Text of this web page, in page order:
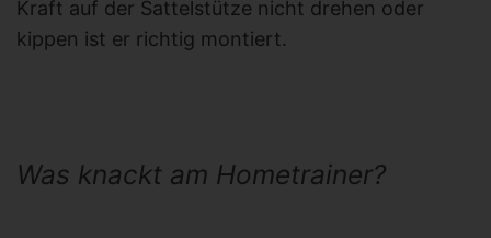
Kraft auf der Sattelstütze nicht drehen oder
kippen ist er richtig montiert.
Was knackt am Hometrainer?